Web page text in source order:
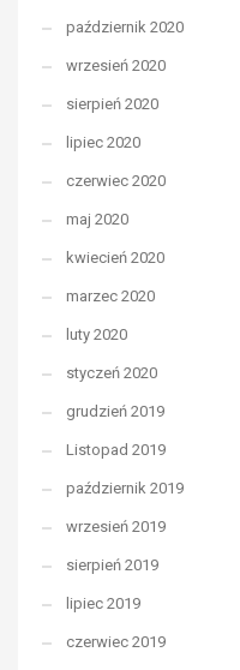
październik 2020
wrzesień 2020
sierpień 2020
lipiec 2020
czerwiec 2020
maj 2020
kwiecień 2020
marzec 2020
luty 2020
styczeń 2020
grudzień 2019
Listopad 2019
październik 2019
wrzesień 2019
sierpień 2019
lipiec 2019
czerwiec 2019